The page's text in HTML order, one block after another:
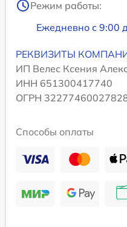
Режим работы:
Ежедневно с 9:00
РЕКВИЗИТЫ
ИП Велес Ксения
ИНН 651300417740
ОГРН
Способы оплаты